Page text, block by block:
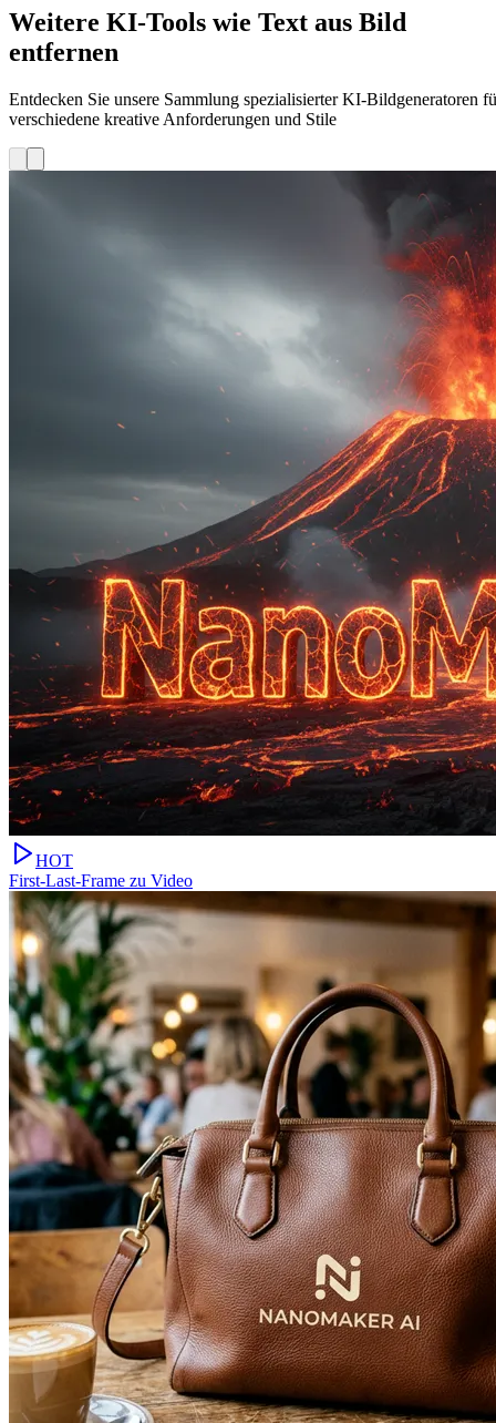
Weitere KI-Tools wie Text aus Bild
entfernen
Entdecken Sie unsere Sammlung spezialisierter KI-Bildgeneratoren
verschiedene kreative Anforderungen und Stile
HOT
First-Last-Frame zu Video